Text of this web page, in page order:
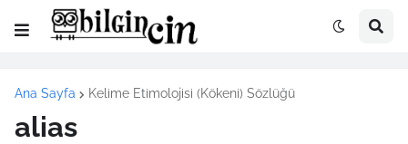
Ana Sayfa Kelime Etimolojisi (Kökeni) Sözlüğü
alias